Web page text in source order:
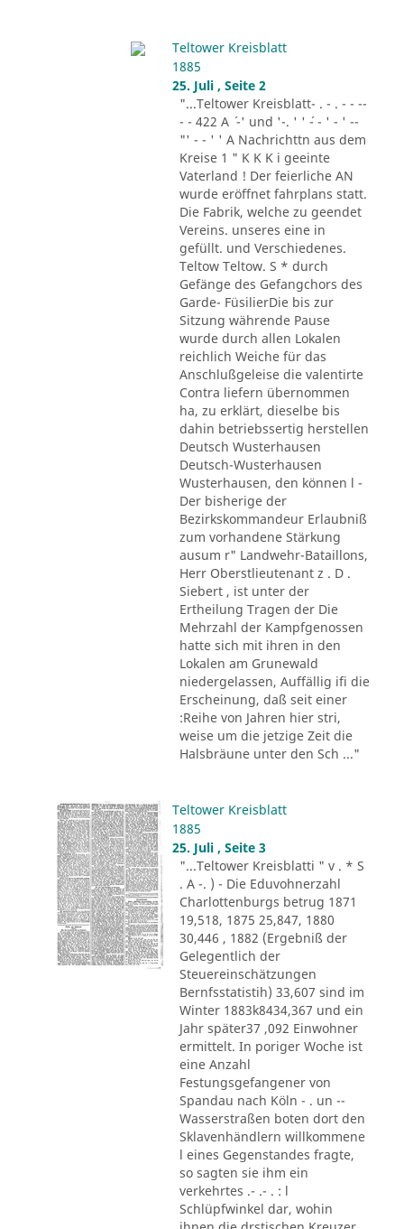
Teltower Kreisblatt
1885
25. Juli , Seite 2
"...Teltower Kreisblatt- . - . - - --
- - 422 A ´ -' und '-. ' ' ´- - ' - ' --
"' - - ' ' A Nachrichttn aus dem
Kreise 1 " K K K i geeinte
Vaterland ! Der feierliche AN
wurde eröffnet fahrplans statt.
Die Fabrik, welche zu geendet
Vereins. unseres eine in
gefüllt. und Verschiedenes.
Teltow Teltow. S * durch
Gefänge des Gefangchors des
Garde- FüsilierDie bis zur
Sitzung währende Pause
wurde durch allen Lokalen
reichlich Weiche für das
Anschlußgeleise die valentirte
Contra liefern übernommen
ha, zu erklärt, dieselbe bis
dahin betriebssertig herstellen
Deutsch Wusterhausen
Deutsch-Wusterhausen
Wusterhausen, den können l -
Der bisherige der
Bezirkskommandeur Erlaubniß
zum vorhandene Stärkung
ausum r" Landwehr-Bataillons,
Herr Oberstlieutenant z . D .
Siebert , ist unter der
Ertheilung Tragen der Die
Mehrzahl der Kampfgenossen
hatte sich mit ihren in den
Lokalen am Grunewald
niedergelassen, Auffällig ifi die
Erscheinung, daß seit einer
:Reihe von Jahren hier stri,
weise um die jetzige Zeit die
Halsbräune unter den Sch ..."
Teltower Kreisblatt
1885
25. Juli , Seite 3
"...Teltower Kreisblatti " v . * S
. A -. ) - Die Eduvohnerzahl
Charlottenburgs betrug 1871
19,518, 1875 25,847, 1880
30,446 , 1882 (Ergebniß der
Gelegentlich der
Steuereinschätzungen
Bernfsstatistih) 33,607 sind im
Winter 1883k8434,367 und ein
Jahr später37 ,092 Einwohner
ermittelt. In poriger Woche ist
eine Anzahl
Festungsgefangener von
Spandau nach Köln - . un --
Wasserstraßen boten dort den
Sklavenhändlern willkommene
l eines Gegenstandes fragte,
so sagten sie ihm ein
verkehrtes .- .- . : l
Schlüpfwinkel dar, wohin